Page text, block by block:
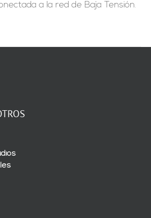
a la red de Baja Tensión.